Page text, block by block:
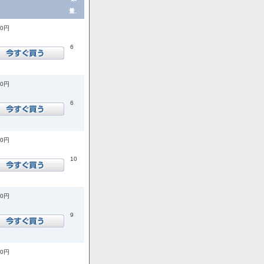
量.
円
6
円
6
円
10
円
9
円